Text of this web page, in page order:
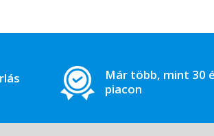
Már több, mint 30
piacon